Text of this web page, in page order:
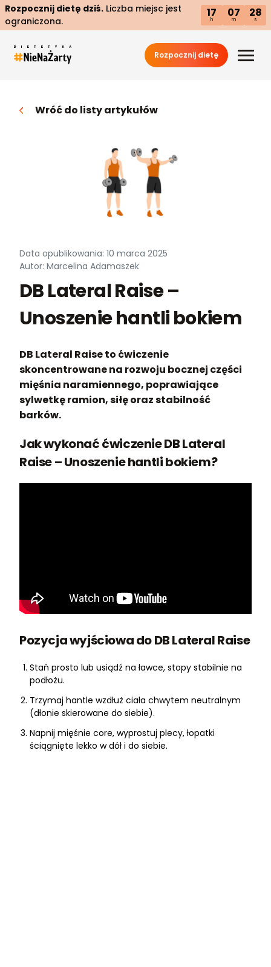
Rozpocznij dietę dziś. Liczba miejsc jest
ograniczona.
17
h
07
m
27
s
Rozpocznij dietę
Wróć do listy artykułów
Data opublikowania: 10 marca 2025
Autor: Marcelina Adamaszek
DB Lateral Raise –
Unoszenie hantli bokiem
DB Lateral Raise to ćwiczenie
skoncentrowane na rozwoju bocznej części
mięśnia naramiennego, poprawiające
sylwetkę ramion, siłę oraz stabilność
barków.
Jak wykonać ćwiczenie DB Lateral
Raise – Unoszenie hantli bokiem?
Pozycja wyjściowa do DB Lateral Raise
Stań prosto lub usiądź na ławce, stopy stabilnie na
podłożu.
Trzymaj hantle wzdłuż ciała chwytem neutralnym
(dłonie skierowane do siebie).
Napnij mięśnie core, wyprostuj plecy, łopatki
ściągnięte lekko w dół i do siebie.